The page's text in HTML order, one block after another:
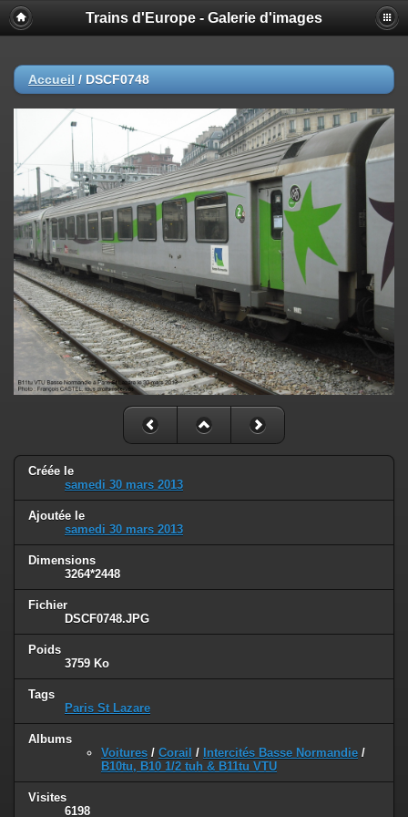
Trains d'Europe - Galerie d'images
Accueil / DSCF0748
Créée le
samedi 30 mars 2013
Ajoutée le
samedi 30 mars 2013
Dimensions
3264*2448
Fichier
DSCF0748.JPG
Poids
3759 Ko
Tags
Paris St Lazare
Albums
Voitures / Corail / Intercités Basse Normandie /
B10tu, B10 1/2 tuh & B11tu VTU
Visites
6198